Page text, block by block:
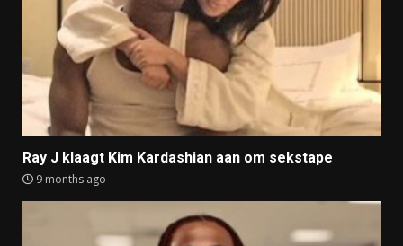
Ray J klaagt Kim Kardashian aan om sekstape
9 months ago